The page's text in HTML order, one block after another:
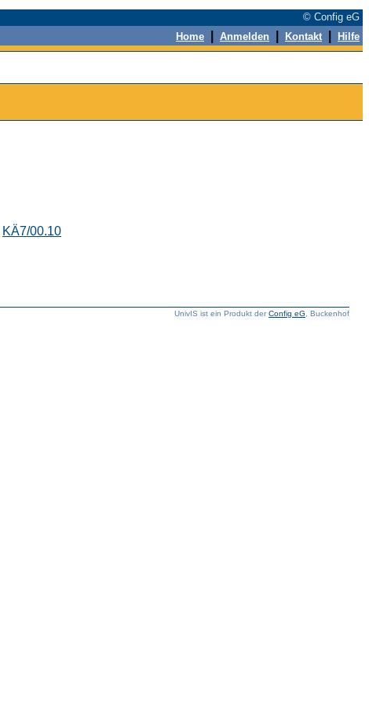
© Config eG
Home Anmelden Kontakt Hilfe
KÄ7/00.10
UnivIS ist ein Produkt derConfig eG , Buckenhof